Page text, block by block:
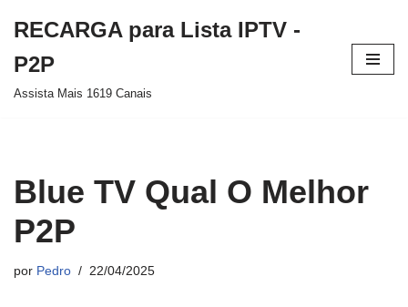
para
o
RECARGA para Lista IPTV -
P2P
Assista Mais 1619 Canais
Blue TV Qual O Melhor
P2P
por Pedro 22/04/2025